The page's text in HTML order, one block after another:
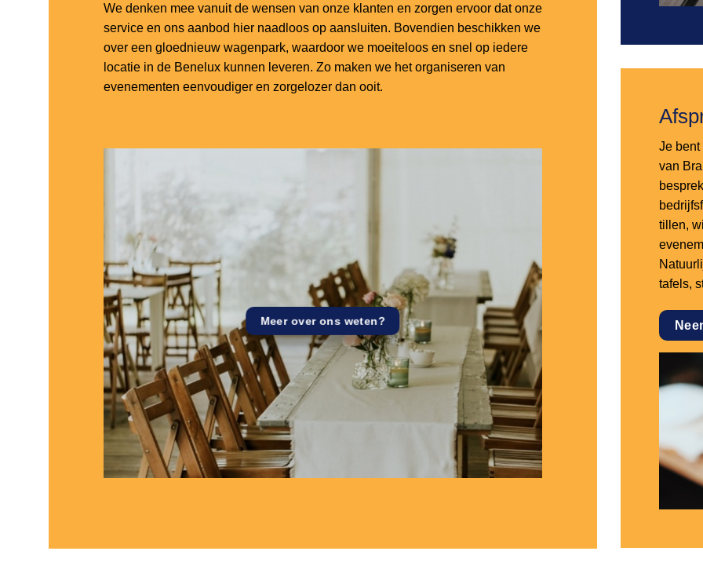
We denken mee vanuit de wensen van onze klanten en zorgen ervoor dat onze
service en ons aanbod hier naadloos op aansluiten. Bovendien beschikken we
over een gloednieuw wagenpark, waardoor we moeiteloos en snel op iedere
locatie in de Benelux kunnen leveren. Zo maken we het organiseren van
evenementen eenvoudiger en zorgelozer dan ooit.
Meer over ons weten?
Je
van
tillen,
tafels,